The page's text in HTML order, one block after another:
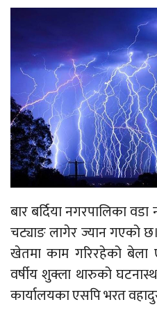
बार बर्दिया नगरपालिका
चट्याङ लागेर ज्यान गएको
खेतमा काम गरिरहेको
वर्षीय शुक्ला थारुको
कार्यालयका एसपि भरत